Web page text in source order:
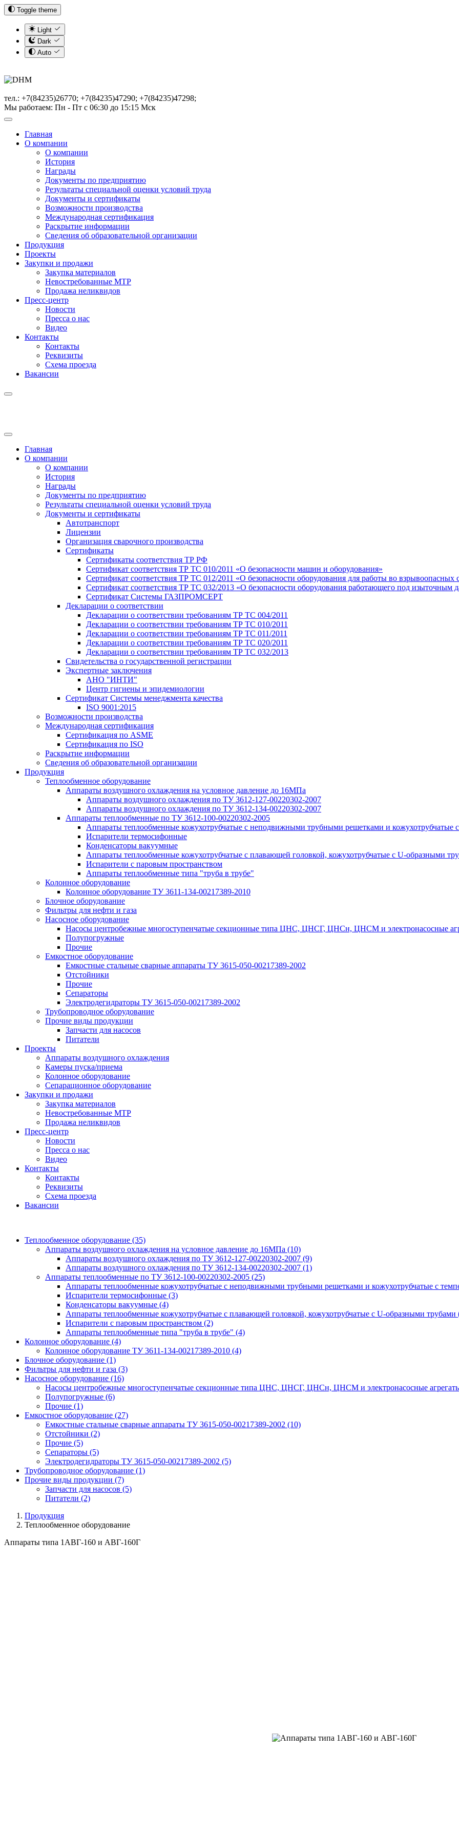
Toggle theme
Light
Dark
Auto
тел.: +7(84235)26770; +7(84235)47290; +7(84235)47298;
Мы работаем: Пн - Пт с 06:30 до 15:15 Мск
Главная
О компании
О компании
История
Награды
Документы по предприятию
Результаты специальной оценки условий труда
Документы и сертификаты
Возможности производства
Международная сертификация
Раскрытие информации
Сведения об образовательной организации
Продукция
Проекты
Закупки и продажи
Закупка материалов
Невостребованные МТР
Продажа неликвидов
Пресс-центр
Новости
Пресса о нас
Видео
Контакты
Контакты
Реквизиты
Схема проезда
Вакансии
Главная
О компании
О компании
История
Награды
Документы по предприятию
Результаты специальной оценки условий труда
Документы и сертификаты
Автотранспорт
Лицензии
Организация сварочного производства
Cертификаты
Сертификаты соответствия ТР РФ
Сертификат соответствия ТР ТС 010/2011 «О безопасности машин и оборудования»
Сертификат соответствия ТР ТС 012/2011 «О безопасности оборудования для работы во взрывоопасных
Сертификат соответствия ТР ТС 032/2013 «О безопасности оборудования работающего под изыточным
Сертификат Системы ГАЗПРОМСЕРТ
Декларации о соответствии
Декларации о соответствии требованиям ТР ТС 004/2011
Декларации о соответствии требованиям ТР ТС 010/2011
Декларации о соответствии требованиям ТР ТС 011/2011
Декларации о соответствии требованиям ТР ТС 020/2011
Декларации о соответствии требованиям ТР ТС 032/2013
Свидетельства о государственной регистрации
Экспертные заключения
АНО "ИНТИ"
Центр гигиены и эпидемиологии
Сертификат Системы менеджмента качества
ISO 9001:2015
Возможности производства
Международная сертификация
Сертификация по ASME
Сертификация по ISO
Раскрытие информации
Сведения об образовательной организации
Продукция
Теплообменное оборудование
Аппараты воздушного охлаждения на условное давление до 16МПа
Аппараты воздушного охлаждения по ТУ 3612-127-00220302-2007
Аппараты воздушного охлаждения по ТУ 3612-134-00220302-2007
Аппараты теплообменные по ТУ 3612-100-00220302-2005
Аппараты теплообменные кожухотрубчатые с неподвижными трубными решетками и кожухотрубчатые
Испарители термосифонные
Конденсаторы вакуумные
Аппараты теплообменные кожухотрубчатые с плавающей головкой, кожухотрубчатые с U-образными
Испарители с паровым пространством
Аппараты теплообменные типа "труба в трубе"
Колонное оборудование
Колонное оборудование ТУ 3611-134-00217389-2010
Блочное оборудование
Фильтры для нефти и газа
Насосное оборудование
Насосы центробежные многоступенчатые секционные типа ЦНС, ЦНСГ, ЦНСн, ЦНСМ и электронасосные
Полупогружные
Прочие
Емкостное оборудование
Емкостные стальные сварные аппараты ТУ 3615-050-00217389-2002
Отстойники
Прочие
Сепараторы
Электродегидраторы ТУ 3615-050-00217389-2002
Трубопроводное оборудование
Прочие виды продукции
Запчасти для насосов
Питатели
Проекты
Аппараты воздушного охлаждения
Камеры пуска/приема
Колонное оборудование
Сепарационное оборудование
Закупки и продажи
Закупка материалов
Невостребованные МТР
Продажа неликвидов
Пресс-центр
Новости
Пресса о нас
Видео
Контакты
Контакты
Реквизиты
Схема проезда
Вакансии
Теплообменное оборудование (35)
Аппараты воздушного охлаждения на условное давление до 16МПа (10)
Аппараты воздушного охлаждения по ТУ 3612-127-00220302-2007 (9)
Аппараты воздушного охлаждения по ТУ 3612-134-00220302-2007 (1)
Аппараты теплообменные по ТУ 3612-100-00220302-2005 (25)
Аппараты теплообменные кожухотрубчатые с неподвижными трубными решетками и кожухотрубчатые с
Испарители термосифонные (3)
Конденсаторы вакуумные (4)
Аппараты теплообменные кожухотрубчатые с плавающей головкой, кожухотрубчатые с U-образными трубами
Испарители с паровым пространством (2)
Аппараты теплообменные типа "труба в трубе" (4)
Колонное оборудование (4)
Колонное оборудование ТУ 3611-134-00217389-2010 (4)
Блочное оборудование (1)
Фильтры для нефти и газа (3)
Насосное оборудование (16)
Насосы центробежные многоступенчатые секционные типа ЦНС, ЦНСГ, ЦНСн, ЦНСМ и электронасосные
Полупогружные (6)
Прочие (1)
Емкостное оборудование (27)
Емкостные стальные сварные аппараты ТУ 3615-050-00217389-2002 (10)
Отстойники (2)
Прочие (5)
Сепараторы (5)
Электродегидраторы ТУ 3615-050-00217389-2002 (5)
Трубопроводное оборудование (1)
Прочие виды продукции (7)
Запчасти для насосов (5)
Питатели (2)
Продукция
Теплообменное оборудование
Аппараты типа 1АВГ-160 и АВГ-160Г